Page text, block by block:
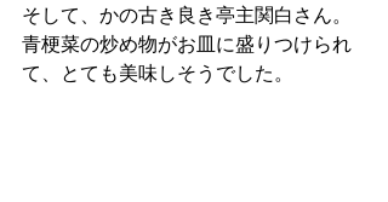
そして、かの古き良き亭主関白さん。
青梗菜の炒め物がお皿に盛りつけられ
て、とても美味しそうでした。